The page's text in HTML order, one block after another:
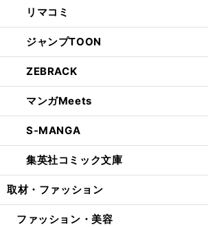
リマコミ
ジャンプTOON
ZEBRACK
マンガMeets
S-MANGA
集英社コミック文庫
取材・ファッション
ファッション・美容